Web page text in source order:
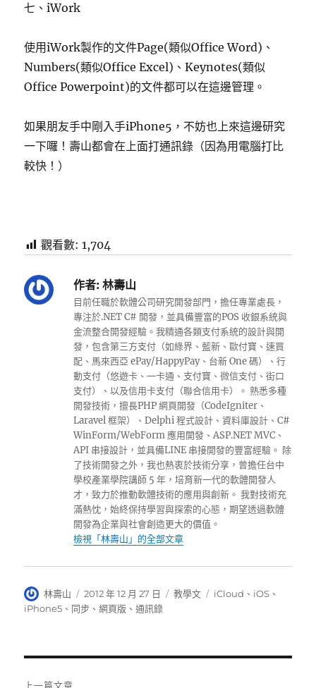
七、iWork
使用iWork製作的文件Page(類似Office Word)、
Numbers(類似Office Excel)、Keynotes(類似
Office Powerpoint)的文件都可以在這邊管理。
如果朋友手中剛入手iPhone5，不妨也上來這邊研究
一下囉！壽山都會在上面打通訊錄（因為用電腦打比
較快！）
觀看數: 1,704
作者: 林壽山
目前任職於軟體公司研究開發部門，擔任專業處長，
專注於.NET C# 開發，並具備豐富的POS 收銀系統與
金流整合開發經驗。我精通各類支付系統的設計與開
發，包含第三方支付（如綠界、藍新、歐付寶、速買
配、馬來西亞 ePay/HappyPay、台新 One 碼）、行
動支付（悠遊卡、一卡通、支付寶、微信支付、街口
支付）、以及信用卡支付（聯合信用卡）。 熟悉多種
開發技術，擅長PHP 網頁開發（CodeIgniter、
Laravel 框架）、Delphi 程式設計、資料庫設計、C#
WinForm/WebForm 應用開發、ASP.NET MVC、
API 串接設計，並具備LINE 串接開發的豐富經驗。 除
了技術開發之外，我也熱衷於技術分享，曾擔任台中
學校產業學院講師 5 年，培育新一代的軟體開發人
才，致力於推動軟體技術的應用與創新。 我對技術充
滿熱忱，始終保持學習與探索的心態，期望透過軟體
開發為企業與社會創造更大的價值。
檢視「林壽山」的全部文章
作
者
林壽山
發
佈
2012 年 12 月 27 日
分
教學文
標
iCloud 、 iOS 、
iPhone5 、 同步 、網頁版 、通訊錄
上一篇文章